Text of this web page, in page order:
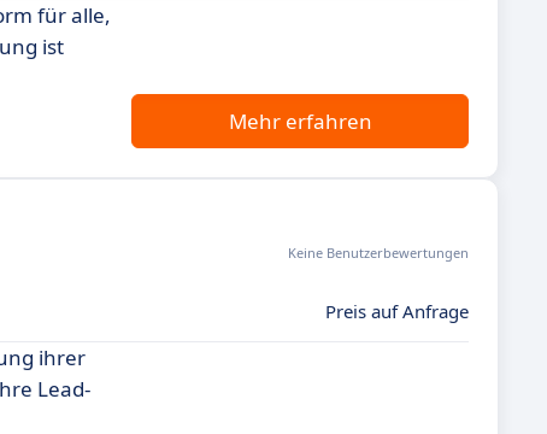
für alle,
ist
Mehr erfahren
Keine Benutzerbewertungen
Preis auf Anfrage
ihrer
Lead-